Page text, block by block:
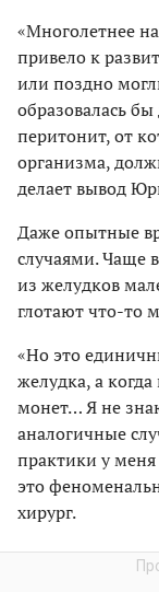
«Многолетнее
привело к
или поздно
образовалась
перитонит, от
организма,
делает вывод
Даже опытные
случаями. Чаще
из желудков
глотают что-то
«Но это
желудка, а
монет… Я не
аналогичные
практики у меня
это
хирург.